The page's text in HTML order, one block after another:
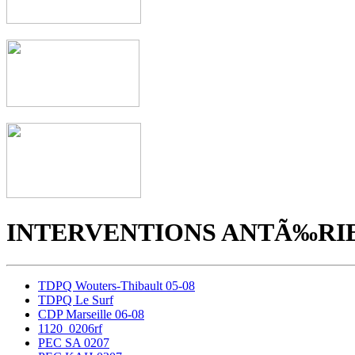
INTERVENTIONS
TDPQ Wouters-Thibault 05-08
TDPQ Le Surf
CDP Marseille 06-08
1120_0206rf
PEC SA 0207